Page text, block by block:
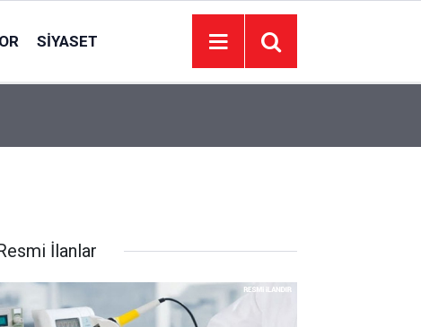
SIYASET
İlanlar